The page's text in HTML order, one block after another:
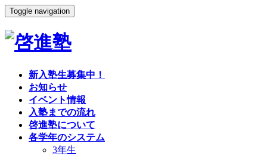
Toggle navigation
新入塾生募集中！
お知らせ
イベント情報
入塾までの流れ
啓進塾について
各学年のシステム
3年生